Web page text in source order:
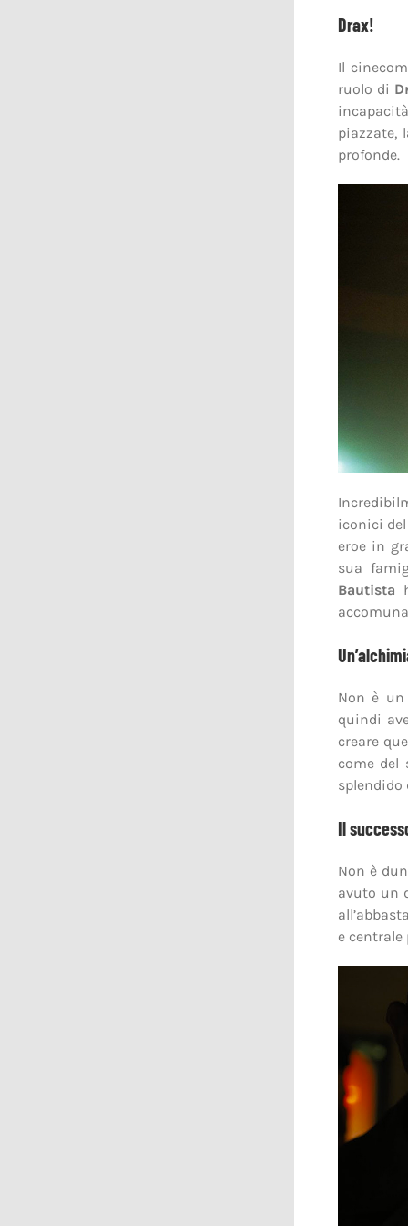
Drax!
Il
ruolo di
piazzate,
profonde.
iconici
eroe in
sua
Bautista
Non è un
quindi
creare
come
splendido
Il
Non è
avuto un
e centrale